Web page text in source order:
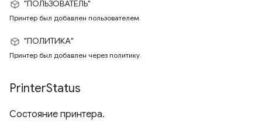
"ПОЛЬЗОВАТЕЛЬ"
Принтер был добавлен пользователем.
"ПОЛИТИКА"
Принтер был добавлен через политику.
PrinterStatus
Состояние принтера.